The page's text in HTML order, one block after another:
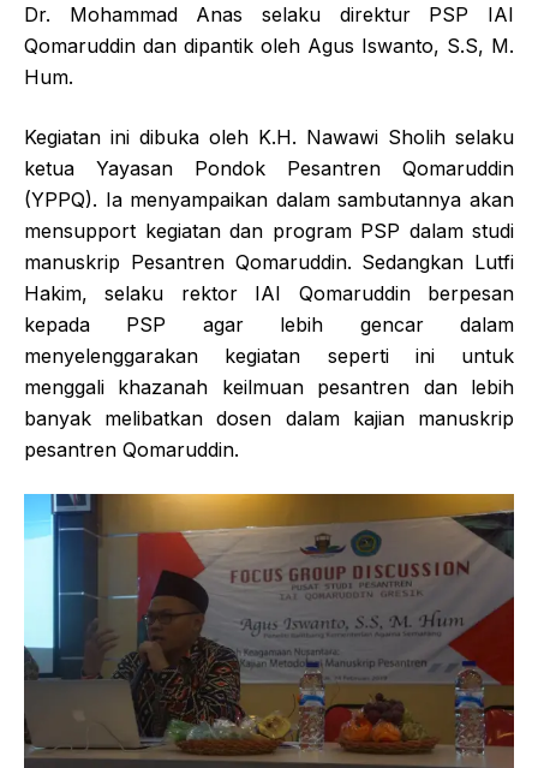
Dr. Mohammad Anas selaku direktur PSP IAI
Qomaruddin dan dipantik oleh Agus Iswanto, S.S, M.
Hum.
Kegiatan ini dibuka oleh K.H. Nawawi Sholih selaku
ketua Yayasan Pondok Pesantren Qomaruddin
(YPPQ). Ia menyampaikan dalam sambutannya akan
mensupport kegiatan dan program PSP dalam studi
manuskrip Pesantren Qomaruddin. Sedangkan Lutfi
Hakim, selaku rektor IAI Qomaruddin berpesan
kepada PSP agar lebih gencar dalam
menyelenggarakan kegiatan seperti ini untuk
menggali khazanah keilmuan pesantren dan lebih
banyak melibatkan dosen dalam kajian manuskrip
pesantren Qomaruddin.